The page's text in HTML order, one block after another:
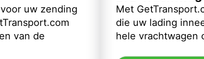
uw zending
van de
Met
die uw lading
hele vrachtwagen